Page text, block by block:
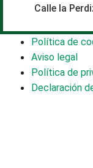
Calle la
Política de
Aviso legal
Política de
Declaración